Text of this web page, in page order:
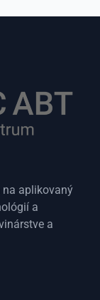
na aplikovaný
a
a